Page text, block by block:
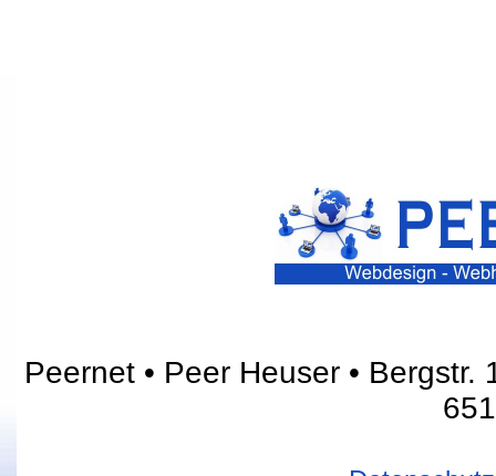
Peernet • Peer Heuser • Bergstr.